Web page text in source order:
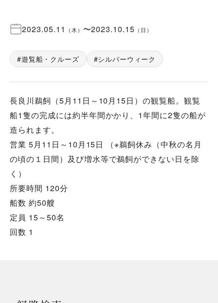
2023.05.11 （ 木 ） 〜2023.10.15 （ 日 ）
遊覧船・クルーズ シルバーウィーク
長良川鵜飼（5月11日～10月15日）の観覧船。観覧
船1隻の完成には約半年間かかり、1年間に2隻の船が
造られます。
営業 5月11日～10月15日 （※鵜飼休み（中秋の名月
の頃の１日間）及び増水等で鵜飼ができない日を除
く）
所要時間 120分
船数 約50艘
定員 15～50名
回数 1